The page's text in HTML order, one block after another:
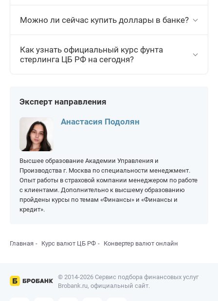
112.2805 +1.0296 Рассчитать
50.3431 +0.5156
Можно ли сейчас купить доллары в банке?
Как узнать официальный курс фунта
стерлинга ЦБ РФ на сегодня?
Эксперт направления
Анастасия Подолян
Высшее образование Академии Управления и
Производства г. Москва по специальности менеджмент.
Опыт работы в страховой компании менеджером по работе
с клиентами. Дополнительно к высшему образованию
пройдены курсы по темам «Финансы» и «Финансы и
кредит».
Главная Курс валют ЦБ РФ Конвертер валют онлайн
© 2014-2026 Сервис подбора финансовых услуг
Brobank.ru, официальный сайт.